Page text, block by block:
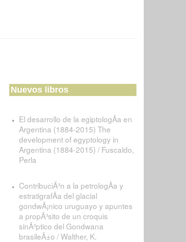
Nuevos libros
El desarrollo de la egiptologÃ­a en
Argentina (1884-2015) The
development of egyptology in
Argentina (1884-2015) / Fuscaldo,
Perla
ContribuciÃ³n a la petrologÃ­a y
estratigrafÃ­a del glacial
gondwÃ¡nico uruguayo y apuntes
a propÃ³sito de un croquis
sinÃ³ptico del Gondwana
brasileÃ±o / Walther, K.